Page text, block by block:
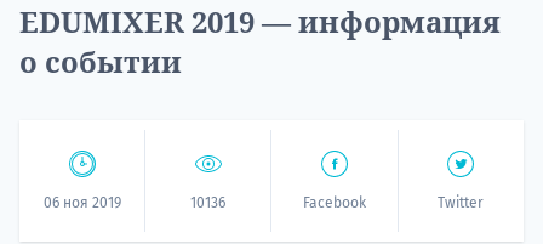
EDUMIXER 2019 — информация
о событии
06 ноя 2019 10136 Facebook Twitter